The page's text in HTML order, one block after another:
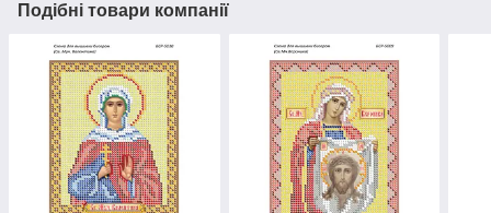
Подібні товари компанії